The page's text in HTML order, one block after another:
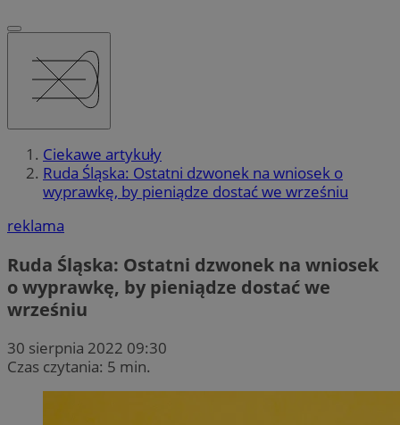
Ciekawe artykuły
Ruda Śląska: Ostatni dzwonek na wniosek o
wyprawkę, by pieniądze dostać we wrześniu
reklama
Ruda Śląska: Ostatni dzwonek na wniosek
o wyprawkę, by pieniądze dostać we
wrześniu
30 sierpnia 2022 09:30
Czas czytania: 5 min.